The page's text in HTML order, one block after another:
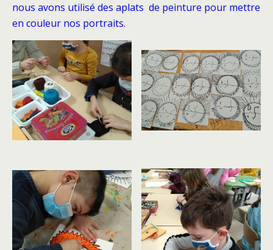
nous avons utilisé des aplats de peinture pour mettre
en couleur nos portraits.